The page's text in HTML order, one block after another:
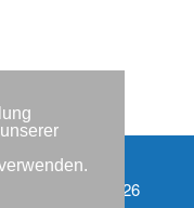
© IWR 2026